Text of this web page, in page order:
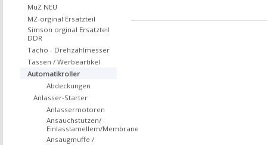
MuZ NEU
MZ-orginal Ersatzteil
Simson orginal Ersatzteil
DDR
Tacho - Drehzahlmesser
Tassen / Werbeartikel
Automatikroller
Abdeckungen
Anlasser-Starter
Anlassermotoren
Ansauchstutzen/
Einlasslamellem/Membrane
Ansaugmuffe /